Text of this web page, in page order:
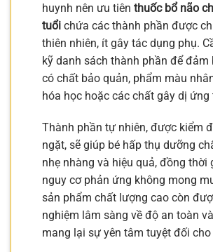
huynh nên ưu tiên thuốc bổ não
tuổi chứa các thành phần được
thiên nhiên, ít gây tác dụng phụ.
kỹ danh sách thành phần để đảm
có chất bảo quản, phẩm màu
hóa học hoặc các chất gây dị ứng
Thành phần tự nhiên, được kiểm
ngặt, sẽ giúp bé hấp thụ dưỡng
nhẹ nhàng và hiệu quả, đồng thời
nguy cơ phản ứng không mong
sản phẩm chất lượng cao còn
nghiệm lâm sàng về độ an toàn
mang lại sự yên tâm tuyệt đối cho